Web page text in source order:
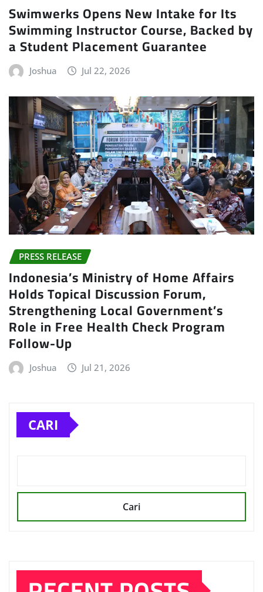
Swimwerks Opens New Intake for Its
Swimming Instructor Course, Backed by
a Student Placement Guarantee
Joshua Jul 22, 2026
PRESS RELEASE
Indonesia’s Ministry of Home Affairs
Holds Topical Discussion Forum,
Strengthening Local Government’s
Role in Free Health Check Program
Follow-Up
Joshua Jul 21, 2026
CARI
Cari